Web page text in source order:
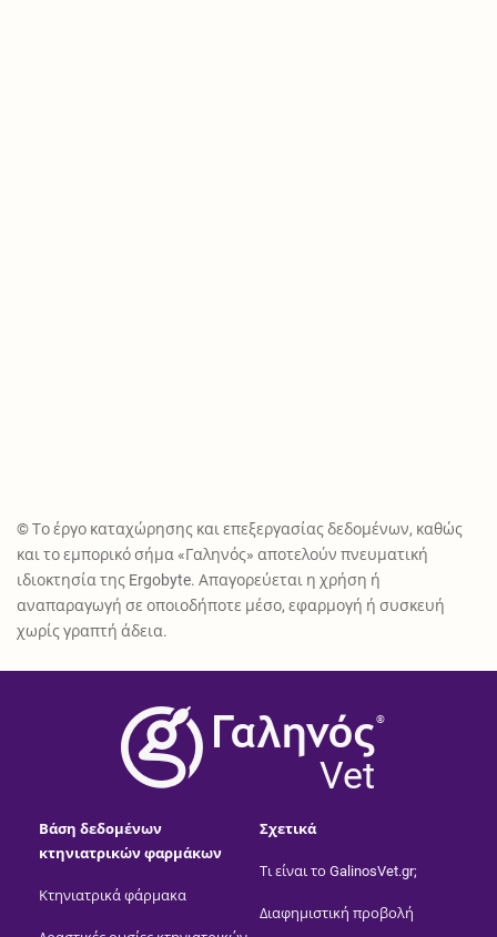
© Το έργο καταχώρησης και επεξεργασίας δεδομένων, καθώς
και το εμπορικό σήμα «Γαληνός» αποτελούν πνευματική
ιδιοκτησία της Ergobyte. Απαγορεύεται η χρήση ή
αναπαραγωγή σε οποιοδήποτε μέσο, εφαρμογή ή συσκευή
χωρίς γραπτή άδεια.
®
Vet
Βάση δεδομένων
κτηνιατρικών φαρμάκων
Κτηνιατρικά φάρμακα
Σχετικά
Τι είναι το GalinosVet.gr;
Διαφημιστική προβολή